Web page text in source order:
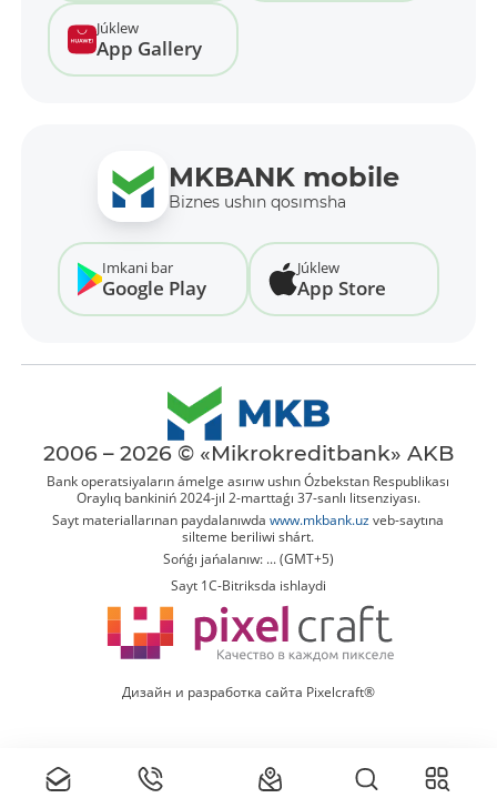
Júklew
App Gallery
MKBANK mobile
Biznes ushın qosımsha
Imkani bar
Google Play
Júklew
App Store
2006 – 2026 © «Mikrokreditbank» AKB
Bank operatsiyaların ámelge asırıw ushın Ózbekstan Respublikası
Oraylıq bankiniń 2024-jıl 2-marttaǵı 37-sanlı litsenziyası.
Sayt materiallarınan paydalanıwdawww.mkbank.uz veb-saytına
silteme beriliwi shárt.
Sońǵı jańalanıw: ... (GMT+5)
Sayt 1C-Bitriksda ishlaydi
Дизайн и разработка сайта Pixelcraft®